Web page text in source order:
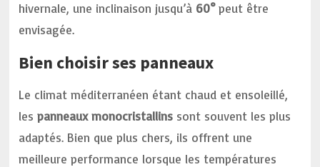
hivernale, une inclinaison jusqu’à 60°peut être
envisagée.
Bien choisir ses panneaux
Le climat méditerranéen étant chaud et ensoleillé,
lespanneaux monocristallins sont souvent les plus
adaptés. Bien que plus chers, ils offrent une
meilleure performance lorsque les températures